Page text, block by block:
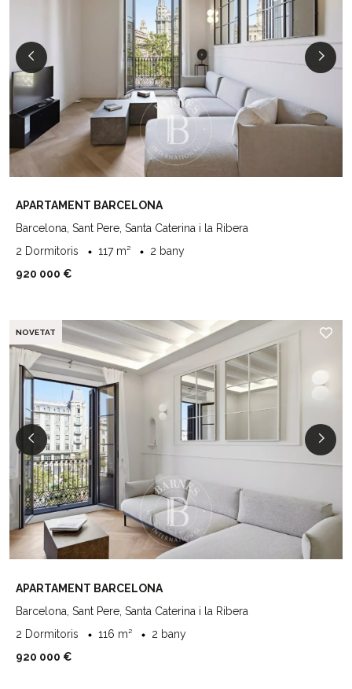
APARTAMENT BARCELONA
Barcelona, Sant Pere, Santa Caterina i la Ribera
2 Dormitoris
117 m²
2 bany
920 000 €
NOVETAT
APARTAMENT BARCELONA
Barcelona, Sant Pere, Santa Caterina i la Ribera
2 Dormitoris
116 m²
2 bany
920 000 €